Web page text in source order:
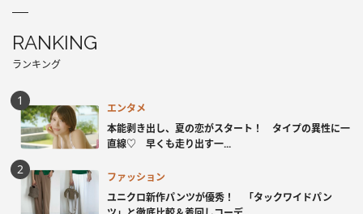
RANKING
ランキング
エンタメ
本能剥き出し、夏の恋がスタート！ タイプの異性に一
直線♡ 早くも走り出す一...
ファッション
ユニクロ新作パンツが優秀！ 「タックワイドパン